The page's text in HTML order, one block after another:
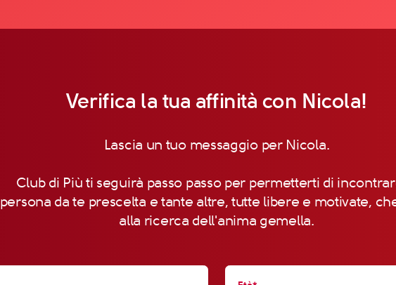
Verifica la tua affinità con Nicola!
Lascia un tuo messaggio per Nicola.
Club di Più ti seguirà passo passo per permetterti di
persona da te prescelta e tante altre, tutte libere e motivate,
alla ricerca dell'anima gemella.